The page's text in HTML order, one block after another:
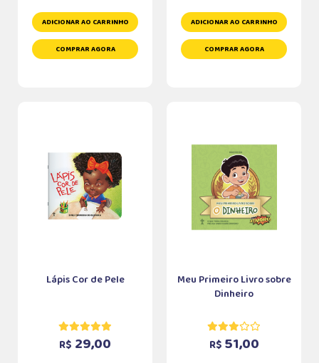
ADICIONAR AO CARRINHO
COMPRAR AGORA
ADICIONAR AO CARRINHO
COMPRAR AGORA
Lápis Cor de Pele
R$ 29,00
Meu Primeiro Livro sobre
Dinheiro
R$ 51,00